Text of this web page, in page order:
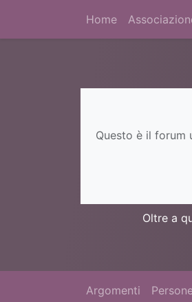
Home
Questo è il forum
Oltre a
Argomenti